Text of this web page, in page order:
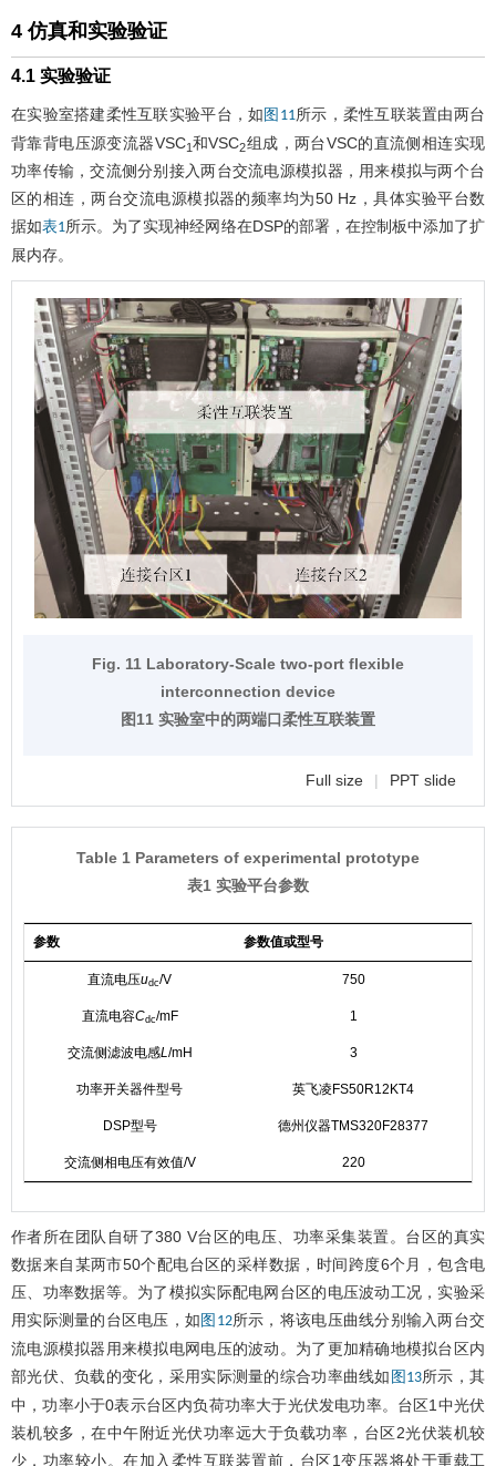
4 仿真和实验验证
4.1 实验验证
在实验室搭建柔性互联实验平台，如 图11所示，柔性互联装置由两台
背靠背电压源变流器VSC1和VSC2组成，两台VSC的直流侧相连实现
功率传输，交流侧分别接入两台交流电源模拟器，用来模拟与两个台
区的相连，两台交流电源模拟器的频率均为50 Hz，具体实验平台数
据如表1所示。为了实现神经网络在DSP的部署，在控制板中添加了扩
展内存。
Fig. 11 Laboratory-Scale two-port flexible
interconnection device
图11 实验室中的两端口柔性互联装置
Full size | PPT slide
Table 1 Parameters of experimental prototype
表1 实验平台参数
参数 参数值或型号
直流电压udc/V 750
直流电容Cdc/mF 1
交流侧滤波电感L/mH 3
功率开关器件型号 英飞凌FS50R12KT4
DSP型号 德州仪器TMS320F28377
交流侧相电压有效值/V 220
作者所在团队自研了380 V台区的电压、功率采集装置。台区的真实
数据来自某两市50个配电台区的采样数据，时间跨度6个月，包含电
压、功率数据等。为了模拟实际配电网台区的电压波动工况，实验采
用实际测量的台区电压，如 图12所示，将该电压曲线分别输入两台交
流电源模拟器用来模拟电网电压的波动。为了更加精确地模拟台区内
部光伏、负载的变化，采用实际测量的综合功率曲线如 图13所示，其
中，功率小于0表示台区内负荷功率大于光伏发电功率。台区1中光伏
装机较多，在中午附近光伏功率远大于负载功率，台区2光伏装机较
少，功率较小。在加入柔性互联装置前，台区1变压器将处于重载工